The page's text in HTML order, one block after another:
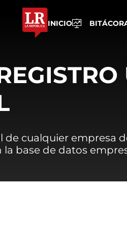
INICIO
de cualquier empresa
la base de datos